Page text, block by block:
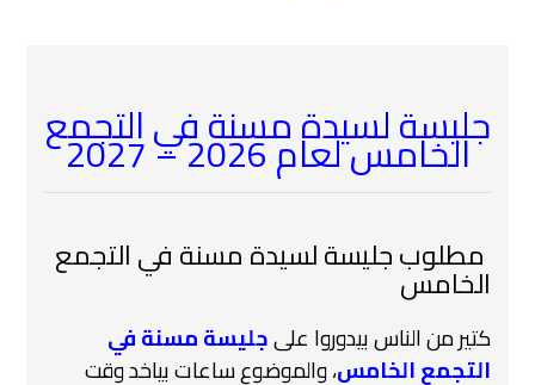
جليسة لسيدة مسنة في التجمع
الخامس لعام 2026 – 2027
‍ مطلوب جليسة لسيدة مسنة في التجمع
الخامس
كتير من الناس بيدوروا علىجليسة مسنة في
التجمع الخامس، والموضوع ساعات بياخد وقت